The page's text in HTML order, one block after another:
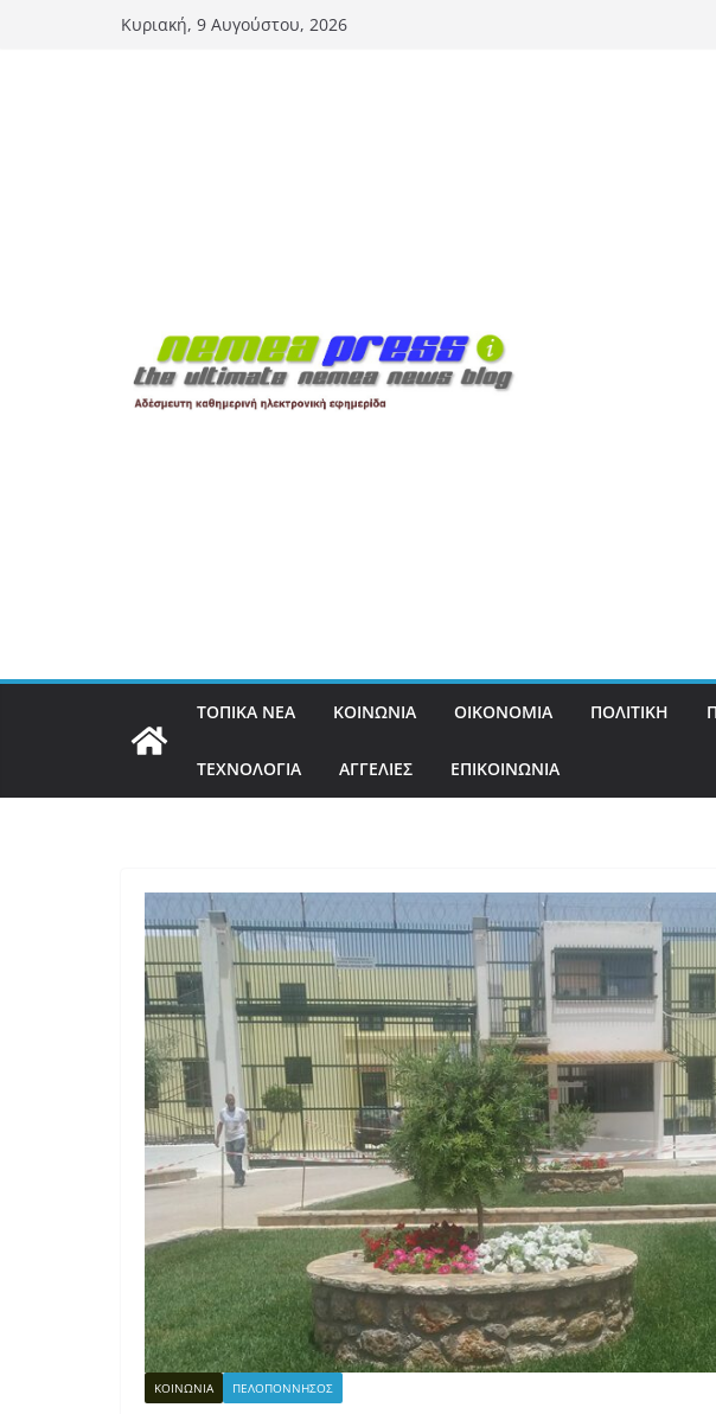
Κυριακή, 9 Αυγούστου, 2026
ΤΟΠΙΚΑ ΝΕΑ ΚΟΙΝΩΝΙΑ ΟΙΚΟΝΟΜΙΑ ΠΟΛΙΤΙΚΗ
ΤΕΧΝΟΛΟΓΙΑ ΑΓΓΕΛΙΕΣ ΕΠΙΚΟΙΝΩΝΙΑ
ΚΟΙΝΩΝΙΑ ΠΕΛΟΠΟΝΝΗΣΟΣ